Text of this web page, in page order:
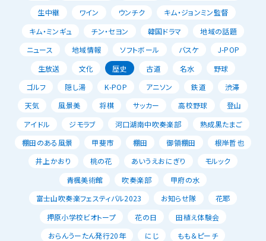
生中継
ワイン ウンチク
キム・ジョンミン監督
キム・ミンギュ
チン・セヨン 韓国ドラマ
地域の話題
ニュース
地域情報 ソフトボール バスケ
J-POP
生放送
文化 歴史 古道 名水
野球
ゴルフ
隠し湯 K-POP アニソン 鉄道
渋滞
天気
風景美 将棋 サッカー 高校野球
登山
アイドル
ジモラブ 河口湖南中吹奏楽部
熟成黒たまご
棚田のある風景
甲斐市 棚田 御領棚田
根岸哲也
井上かおり
桃の花 あいうえおにぎり
モルック
青楓美術館
吹奏楽部
甲府の水
富士山吹奏楽フェスティバル2023
お知らせ隊
花耶
押原小学校ビオトープ
花の日
田植え体験会
おらんうーたん発行20年
にじ
もも＆ピーチ